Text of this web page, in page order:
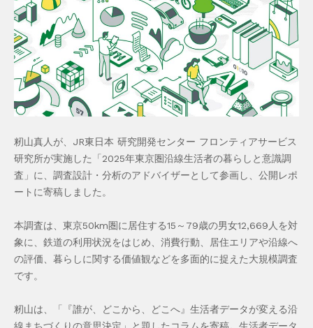
籾山真人が、JR東日本 研究開発センター フロンティアサービス
研究所が実施した「2025年東京圏沿線生活者の暮らしと意識調
査」に、調査設計・分析のアドバイザーとして参画し、公開レポ
ートに寄稿しました。
本調査は、東京50km圏に居住する15～79歳の男女12,669人を対
象に、鉄道の利用状況をはじめ、消費行動、居住エリアや沿線へ
の評価、暮らしに関する価値観などを多面的に捉えた大規模調査
です。
籾山は、「『誰が、どこから、どこへ』生活者データが変える沿